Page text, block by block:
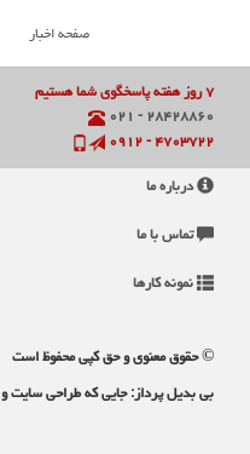
صفحه اخبار
۷ روز هفته پاسخگوی شما هستیم
۲۸۴۲۸۸۶۰ - ۰۲۱
۴۷۰۳۷۲۲ - ۰۹۱۲
درباره ما
تماس با ما
نمونه کارها
© حقوق معنوی و حق کپی محفوظ است
بی بدیل پرداز: جایی که طراحی سایت